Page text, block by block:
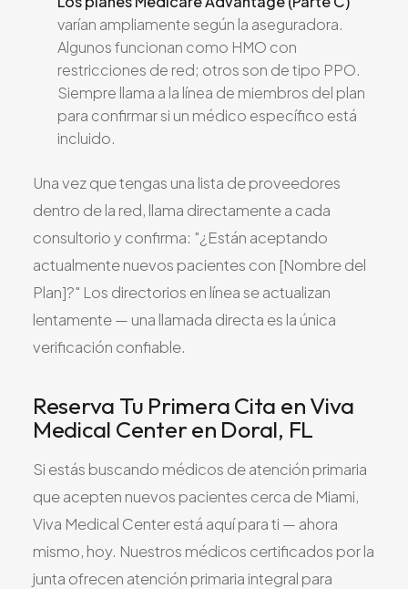
varían ampliamente según la aseguradora.
Algunos funcionan como HMO con
restricciones de red; otros son de tipo PPO.
Siempre llama a la línea de miembros del plan
para confirmar si un médico específico está
incluido.
Una vez que tengas una lista de proveedores
dentro de la red, llama directamente a cada
consultorio y confirma: "¿Están aceptando
actualmente nuevos pacientes con [Nombre del
Plan]?" Los directorios en línea se actualizan
lentamente — una llamada directa es la única
verificación confiable.
Reserva Tu Primera Cita en Viva
Medical Center en Doral, FL
Si estás buscando médicos de atención primaria
que acepten nuevos pacientes cerca de Miami,
Viva Medical Center está aquí para ti — ahora
mismo, hoy. Nuestros médicos certificados por la
junta ofrecen atención primaria integral para